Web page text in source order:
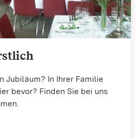
Jubiläum? In Ihrer Familie
bevor? Finden Sie bei uns